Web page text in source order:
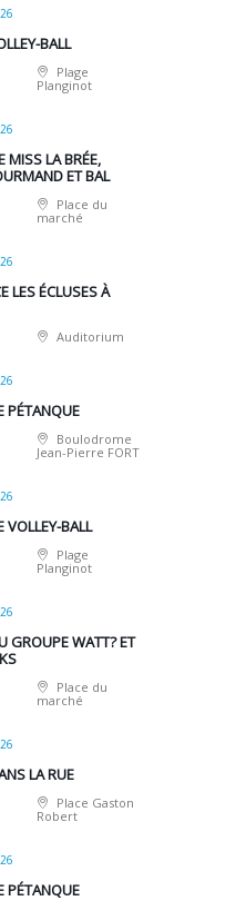
BALL
Plage
Planginot
MISS LA BRÉE,
ET BAL
Place du
marché
LES ÉCLUSES À
Auditorium
PÉTANQUE
Boulodrome
Jean-Pierre FORT
VOLLEY-BALL
Plage
Planginot
GROUPE WATT? ET
Place du
marché
LA RUE
Place Gaston
Robert
PÉTANQUE